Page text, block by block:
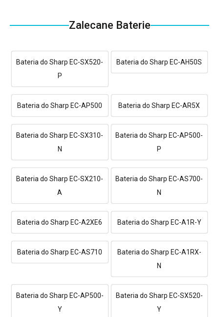
Zalecane Baterie
Bateria do Sharp EC-SX520-
P
Bateria do Sharp EC-AH50S
Bateria do Sharp EC-AP500 Bateria do Sharp EC-AR5X
Bateria do Sharp EC-SX310-
N
Bateria do Sharp EC-AP500-
P
Bateria do Sharp EC-SX210-
A
Bateria do Sharp EC-AS700-
N
Bateria do Sharp EC-A2XE6 Bateria do Sharp EC-A1R-Y
Bateria do Sharp EC-AS710
Bateria do Sharp EC-A1RX-
N
Bateria do Sharp EC-AP500-
Y
Bateria do Sharp EC-SX520-
Y